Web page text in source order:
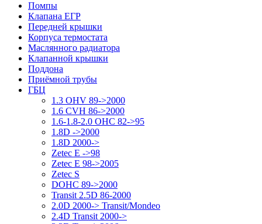
Помпы
Клапана ЕГР
Передней крышки
Корпуса термостата
Маслянного радиатора
Клапанной крышки
Поддона
Приёмной трубы
ГБЦ
1.3 OHV 89->2000
1.6 CVH 86->2000
1.6-1.8-2.0 OHC 82->95
1.8D ->2000
1.8D 2000->
Zetec E ->98
Zetec E 98->2005
Zetec S
DOHC 89->2000
Transit 2.5D 86-2000
2.0D 2000-> Transit/Mondeo
2.4D Transit 2000->